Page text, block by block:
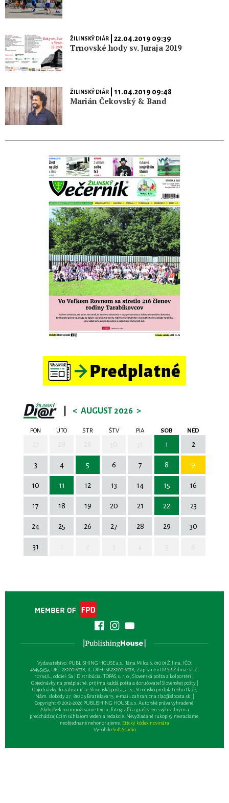
ŽILINSKÝ DIÁR| 22.04.2019 09:39
Trnovské hody sv. Juraja 2019
ŽILINSKÝ DIÁR| 11.04.2019 09:48
Marián Čekovský & Band
< AUGUST 2026 >
PON UTO STR ŠTV PIA SOB NED
1 2
3 4 5 6 7 8 9
10 11 12 13 14 15 16
17 18 19 20 21 22 23
24 25 26 27 28 29 30
31
Vydavateľsťvo: PUBLISHING HOUSE a.s., Jána Milca 6, 010 01 Žilina, IČO:
46495959, DIČ: 2820016078, IČ DPH: SK2820016078, Zapísané v OR SR Žilina: vl. č.
10764/L, oddiel: Sa | Distribúcia: TOPAS, s. r. o., Slovenská pošta a kolportéri |
Objednávky na predplatné: prijíma každá pošta a doručovateľ Slovenskej pošty |
Objednávky do zahraničia: Slovenská pošta, a. s., Stredisko predplatného tlače,
Nám. slobody 27, 810 05 Bratislava 15, e-mail:zahranicna.tlac@slposta.sk. |
Copyright © 2012-2026 PUBLISHING HOUSE a.s. Autorské práva vyhradené.
Akékoľvek rozmnožovanie textu, fotografií a grafov len s výhradným a
predchádzajúcim súhlasom vedenia redakcie. Nevyžiadané rukopisy nevraciame,
neobjednané nehonorujeme. Etický kódex novinára
VyrobiloSoft Studio